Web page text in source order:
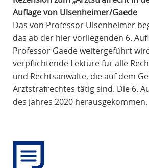
Auflage von Ulsenheimer/Gaede
Das von Professor Ulsenheimer
das ab der hier vorliegenden 6.
Professor Gaede weitergeführt
verpflichtende Lektüre für alle
und Rechtsanwälte, die auf dem
Arztstrafrechtes tätig sind. Die 6.
des Jahres 2020 herausgekommen.